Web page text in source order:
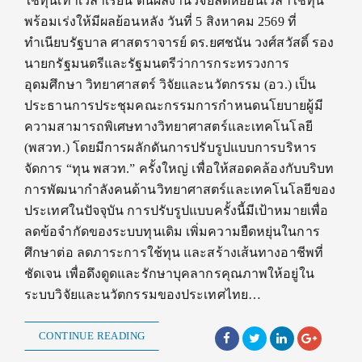
พร้อมเร่งให้มีผลย้อนหลัง วันที่ 5 สิงหาคม 2569 ที่
ทำเนียบรัฐบาล ศาสตราจารย์ ดร.ยศชนัน วงศ์สวัสดิ์ รอง
นายกรัฐมนตรีและรัฐมนตรีว่าการกระทรวงการ
อุดมศึกษา วิทยาศาสตร์ วิจัยและนวัตกรรม (อว.) เป็น
ประธานการประชุมคณะกรรมการกำหนดนโยบายผู้มี
ความสามารถพิเศษทางวิทยาศาสตร์และเทคโนโลยี
(พสวท.) โดยมีการผลักดันการปรับรูปแบบการบริหาร
จัดการ “ทุน พสวท.” ครั้งใหญ่ เพื่อให้สอดคล้องกับบริบท
การพัฒนากำลังคนด้านวิทยาศาสตร์และเทคโนโลยีของ
ประเทศในปัจจุบัน การปรับรูปแบบครั้งนี้มีเป้าหมายเพื่อ
ลดข้อจำกัดของระบบทุนเดิม เพิ่มความยืดหยุ่นในการ
ศึกษาต่อ ลดภาระการใช้ทุน และสร้างเส้นทางอาชีพที่
ชัดเจน เพื่อดึงดูดและรักษาบุคลากรคุณภาพให้อยู่ใน
ระบบวิจัยและนวัตกรรมของประเทศไทย…
CONTINUE READING